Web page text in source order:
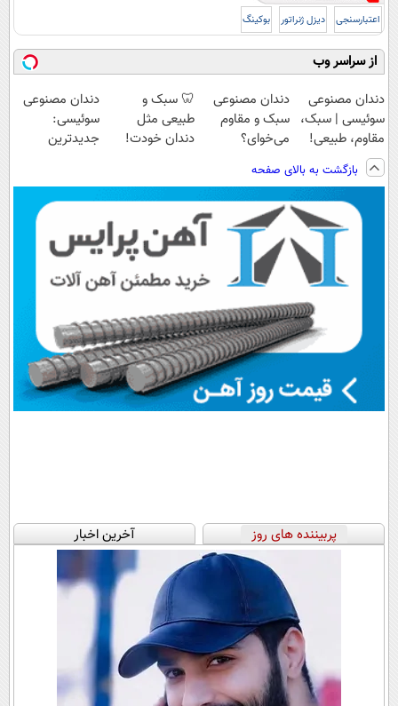
اعتبارسنجی دیزل ژنراتور بوکینگ
از سراسر وب
دندان مصنوعی
سوئیسی | سبک،
مقاوم، طبیعی!
ویزیت
رایگان+پرداخت
اقساطی😍
دندان مصنوعی
سبک و مقاوم
می‌خوای؟
هم داریم!😍 |
📍تهران
🦷 سبک و
طبیعی مثل
دندان خودت!
💳 📍 تهران
دندان مصنوعی
سوئیسی:
جدیدترین
پرداخت قسطی
بازگشت به بالای صفحه
پربیننده های روز آخرین اخبار